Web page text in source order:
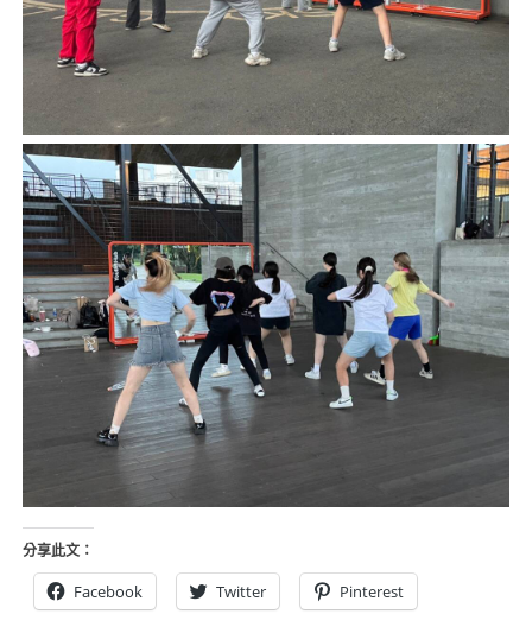
分享此文：
Facebook Twitter Pinterest